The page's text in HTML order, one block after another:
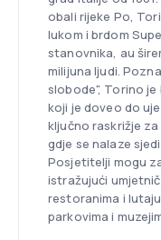
obali rijeke Po,
lukom i brdom
stanovnika, au
milijuna ljudi.
slobode", Torino
koji je doveo do
ključno raskrižje
gdje se nalaze
Posjetitelji mogu
istražujući
restoranima i
parkovima i